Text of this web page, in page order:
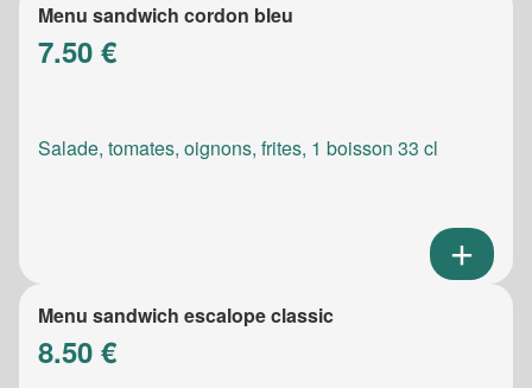
Menu sandwich cordon bleu
7.50 €
Salade, tomates, oignons, frites, 1 boisson 33 cl
Menu sandwich escalope classic
8.50 €